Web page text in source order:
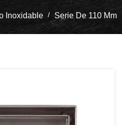
Inoxidable / Serie De 110 Mm